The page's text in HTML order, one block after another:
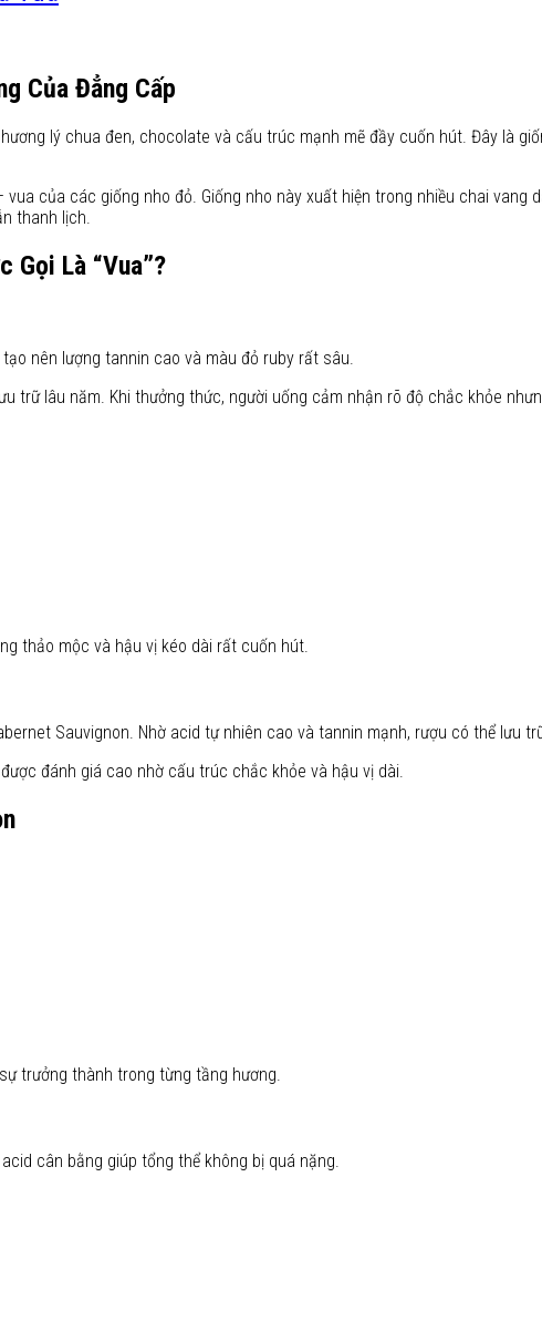
Của Đẳng Cấp
lý chua đen, chocolate và cấu trúc mạnh mẽ đầy cuốn hút. Đây là
của các giống nho đỏ. Giống nho này xuất hiện trong nhiều chai vang
thanh lịch.
Gọi Là “Vua”?
nên lượng tannin cao và màu đỏ ruby rất sâu.
trữ lâu năm. Khi thưởng thức, người uống cảm nhận rõ độ chắc khỏe
thảo mộc và hậu vị kéo dài rất cuốn hút.
Sauvignon. Nhờ acid tự nhiên cao và tannin mạnh, rượu có thể lưu
đánh giá cao nhờ cấu trúc chắc khỏe và hậu vị dài.
trưởng thành trong từng tầng hương.
cân bằng giúp tổng thể không bị quá nặng.